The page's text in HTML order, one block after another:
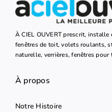
À CIEL OUVERT prescrit,
fenêtres de toit, volets roulants,
naturelle, verrières, fenêtres
À propos
Notre Histoire